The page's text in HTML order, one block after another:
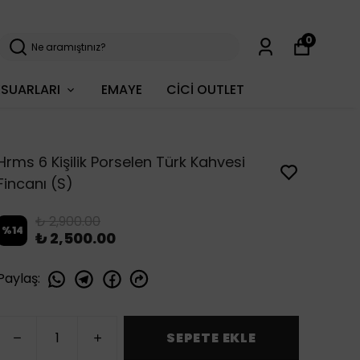
EMAYE CİCİ OUTLET
0
6 Kişilik Porselen Türk Kahvesi
(S)
%14 ₺ 2,900.00
₺ 2,500.00
:
SEPETE EKLE